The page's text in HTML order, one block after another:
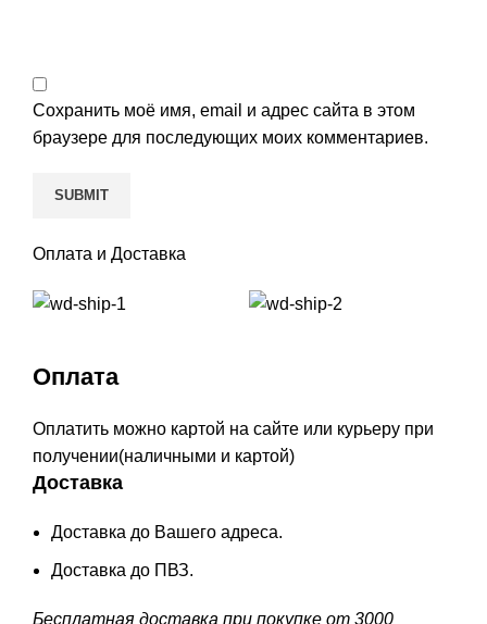
Сохранить моё имя, email и адрес сайта в этом
браузере для последующих моих комментариев.
Оплата и Доставка
Оплата
Оплатить можно картой на сайте или курьеру при
получении(наличными и картой)
Доставка
Доставка до Вашего адреса.
Доставка до ПВЗ.
Бесплатная доставка при покупке от 3000